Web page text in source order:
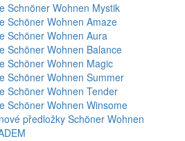
Schnöner Wohnen Mystik
Schöner Wohnen Amaze
Schöner Wohnen Aura
Schöner Wohnen Balance
Schöner Wohnen Magic
Schöner Wohnen Summer
Schöner Wohnen Tender
Schöner Wohnen Winsome
předložky Schöner Wohnen